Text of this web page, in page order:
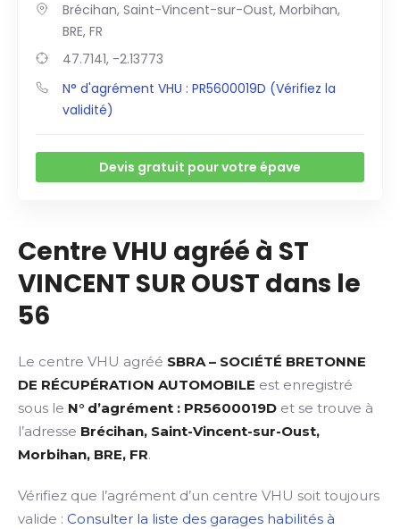
Brécihan, Saint-Vincent-sur-Oust, Morbihan,
BRE, FR
47.7141, -2.13773
N° d'agrément VHU : PR5600019D (Vérifiez la
validité)
Devis gratuit pour votre épave
Centre VHU agréé à ST
VINCENT SUR OUST dans le
56
Le centre VHU agréé SBRA – SOCIÉTÉ BRETONNE
DE RÉCUPÉRATION AUTOMOBILE est enregistré
sous le N° d’agrément : PR5600019D et se trouve à
l’adresse Brécihan, Saint-Vincent-sur-Oust,
Morbihan, BRE, FR.
Vérifiez que l’agrément d’un centre VHU soit toujours
valide : Consulter la liste des garages habilités à